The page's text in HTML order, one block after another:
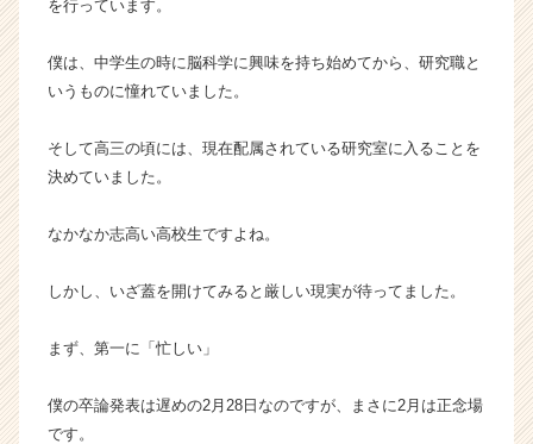
h
e
C
e
r）
を行っています。
僕は、中学生の時に脳科学に興味を持ち始めてから、研究職と
いうものに憧れていました。
そして高三の頃には、現在配属されている研究室に入ることを
決めていました。
なかなか志高い高校生ですよね。
しかし、いざ蓋を開けてみると厳しい現実が待ってました。
まず、第一に「忙しい」
僕の卒論発表は遅めの2月28日なのですが、まさに2月は正念場
です。